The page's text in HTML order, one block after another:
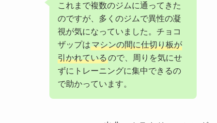
これまで複数のジムに通ってきた
のですが、多くのジムで異性の凝
視が気になっていました。チョコ
ザップはマシンの間に仕切り板が
引かれているので、周りを気にせ
ずにトレーニングに集中できるの
で助かっています。